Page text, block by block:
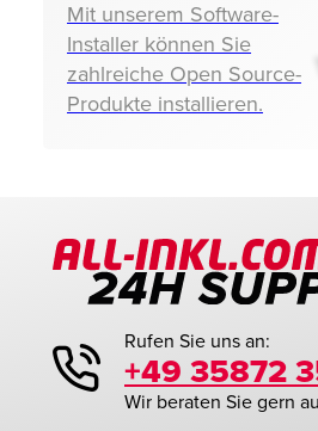
Mit unserem Software-
Installer können Sie
zahlreiche Open Source-
Produkte installieren.
Rufen Sie uns an:
+49 35872
Wir beraten Sie gern